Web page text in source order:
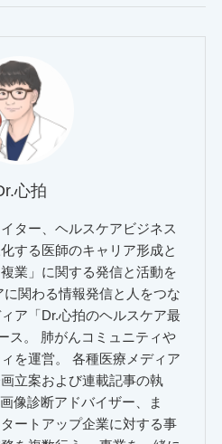
心拍
ター、ヘルスケアビジネス
する医師のキャリア形成と
業」に関する発信と活動を
関わる情報発信と人をつな
ア「Dr.心拍のヘルスケア最
ス。 肺がんコミュニティや
を運営。 各種医療メディア
立案および連載記事の執
像診断アドバイザー、ま
ートアップ企業に対する事